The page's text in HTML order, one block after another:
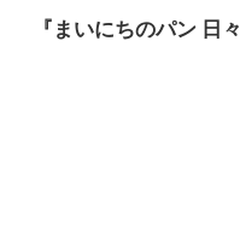
『 まいにちのパン 日々